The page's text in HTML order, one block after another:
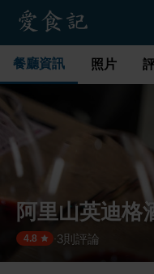
餐廳資訊 照片
阿里山英迪格
4.8 ·3則評論